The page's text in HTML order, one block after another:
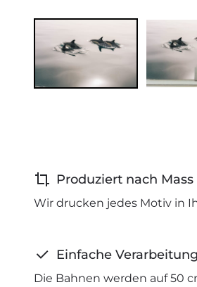
Produziert nach Mass
Wir drucken jedes Motiv in
Einfache Verarbeitung
Die Bahnen werden auf 50